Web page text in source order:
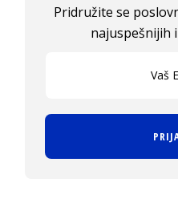
Pridružite se
najuspešnijih